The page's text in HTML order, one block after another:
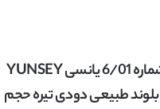
رنگ مو ایلوژنیست شماره 6/01 یانسی YUNSEY
مدل ILUSIONYST بلوند طبیعی دودی تیره حجم